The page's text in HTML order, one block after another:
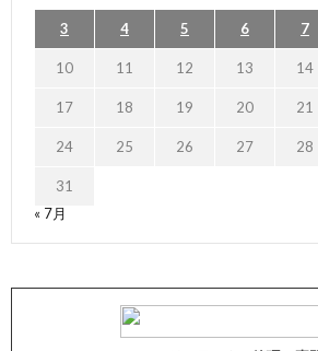
3 4 5 6 7
10 11 12 13 14
17 18 19 20 21
24 25 26 27 28
31
« 7月